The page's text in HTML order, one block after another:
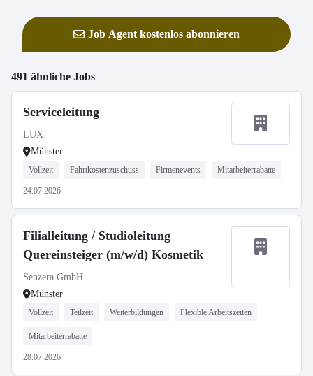
Job Agent kostenlos abonnieren
491 ähnliche Jobs
Serviceleitung
LUX
Münster
Vollzeit Fahrtkostenzuschuss Firmenevents Mitarbeiterrabatte
24.07.2026
Filialleitung / Studioleitung
Quereinsteiger (m/w/d) Kosmetik
Senzera GmbH
Münster
Vollzeit Teilzeit Weiterbildungen Flexible Arbeitszeiten
Mitarbeiterrabatte
28.07.2026